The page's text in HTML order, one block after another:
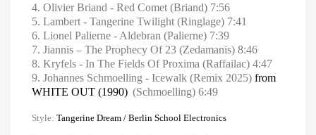
4. Olivier Briand - Red Comet (Briand) 7:56
5. Lambert - Tangerine Twilight (Ringlage) 7:41
6. Lionel Palierne - Aldebran (Palierne) 7:39
7. Jiannis – The Prophecy Of 23 (Zedamanis) 8:46
8. Kryfels - In The Fields Of Proxima (Raffailac) 4:47
9. Johannes Schmoelling - Icewalk (Remix 2025) from
WHITE OUT (1990) (Schmoelling) 6:49
Style: Tangerine Dream / Berlin School Electronics